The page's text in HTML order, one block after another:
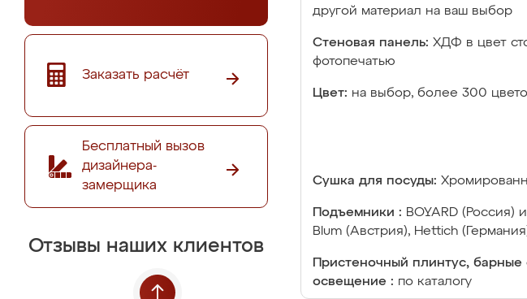
Заказать расчёт
Бесплатный вызов
дизайнера-
замерщика
Отзывы наших клиентов
другой материал на ваш выбор
Стеновая панель: ХДФ в цвет
фотопечатью
Цвет: на выбор, более 300
Сушка для посуды:
Подъемники : BOYARD (Россия)
Blum (Австрия), Hettich
Пристеночный плинтус, барные
освещение : по каталогу